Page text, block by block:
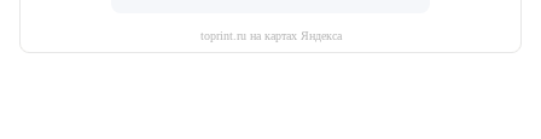
toprint.ru на картах Яндекса